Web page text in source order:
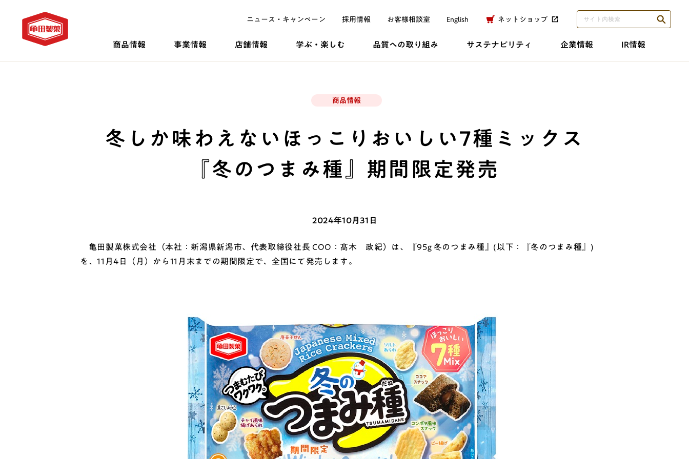
商品情報 事業情報 店舗情報 学ぶ・ 楽しむ 品質への取り組み サステナビリティ 企業情報 IR情報
ニュース・ キャンペーン 採用情報 お客様相談室 English ネットショップ
商品情報
冬しか味わえないほっこりおいしい7種ミックス
『冬のつまみ種』期間限定発売
2024年10月31日
亀田製菓株式会社（本社：新潟県新潟市、代表取締役社長 COO：髙木 政紀）は、『95g 冬のつまみ種』(以下：『冬のつまみ種』)
を、11月4日（月）から11月末までの期間限定で、全国にて発売します。